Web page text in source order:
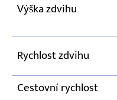
Výška zdvihu
Rychlost zdvihu
Cestovní rychlost